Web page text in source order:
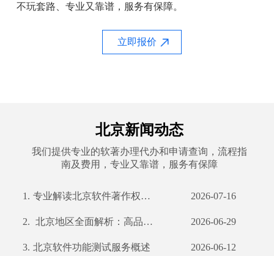
不玩套路、专业又靠谱，服务有保障。
立即报价
北京新闻动态
我们提供专业的软著办理代办和申请查询，流程指
南及费用，专业又靠谱，服务有保障
1. 专业解读北京软件著作权申请全攻略 及我公司服务亮点 2026-07-16
2. 北京地区全面解析：高品质产品检测服务引领行业发展 2026-06-29
3. 北京软件功能测试服务概述 2026-06-12